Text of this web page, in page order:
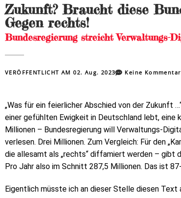
Zukunft? Braucht diese
Gegen rechts!
Bundesregierung streicht Verwaltungs-
VERÖFFENTLICHT AM02. Aug. 2023 Keine
„Was für ein feierlicher Abschied von der Zukunft
einer gefühlten Ewigkeit in Deutschland lebt,
Millionen – Bundesregierung will Verwaltungs-
verlesen. Drei Millionen. Zum Vergleich: Für den
die allesamt als „rechts“ diffamiert werden – gibt
Pro Jahr also im Schnitt 287,5 Millionen. Das ist
Eigentlich müsste ich an dieser Stelle diesen Text